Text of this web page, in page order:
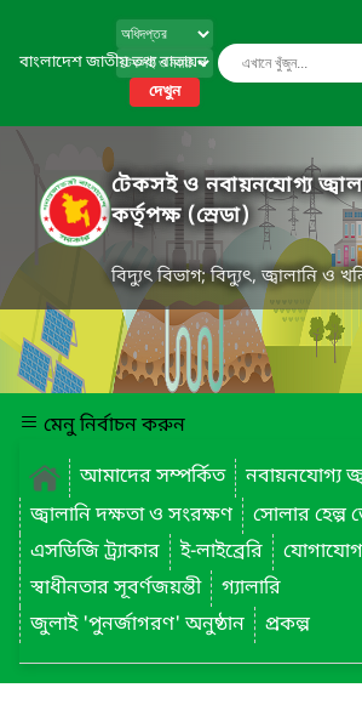
বাংলাদেশ জাতীয় তথ্য বাতায়ন
দেখুন
টেকসই ও নবায়নযোগ্য
কর্তৃপক্ষ (স্রেডা)
বিদ্যুৎ বিভাগ; বিদ্যুৎ, জ্বালানি ও
মেনু নির্বাচন করুন
আমাদের সম্পর্কিত
নবায়নযোগ্য
জ্বালানি দক্ষতা ও সংরক্ষণ
সোলার হেল্প
এসডিজি ট্র্যাকার
ই-লাইব্রেরি
যোগাযোগ
স্বাধীনতার সূবর্ণজয়ন্তী
গ্যালারি
জুলাই 'পুনর্জাগরণ' অনুষ্ঠান
প্রকল্প